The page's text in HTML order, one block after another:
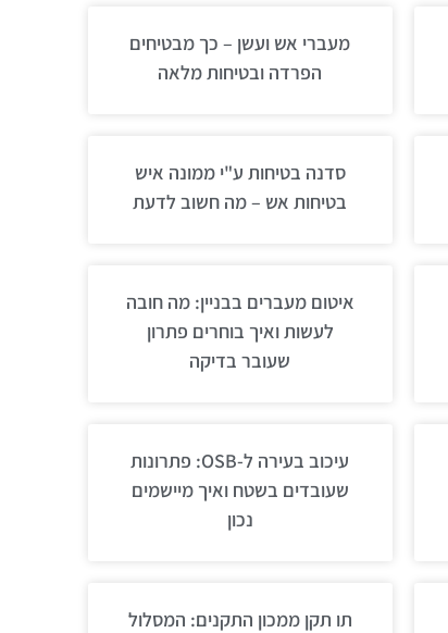
מעברי אש ועשן – כך מבטיחים
הפרדה ובטיחות מלאה
סדנה בטיחות ע"י ממונה איש
בטיחות אש – מה חשוב לדעת
איטום מעברים בבניין: מה חובה
לעשות ואיך בוחרים פתרון
שעובר בדיקה
עיכוב בעירה ל-OSB: פתרונות
שעובדים בשטח ואיך מיישמים
נכון
תו תקן ממכון התקנים: המסלול